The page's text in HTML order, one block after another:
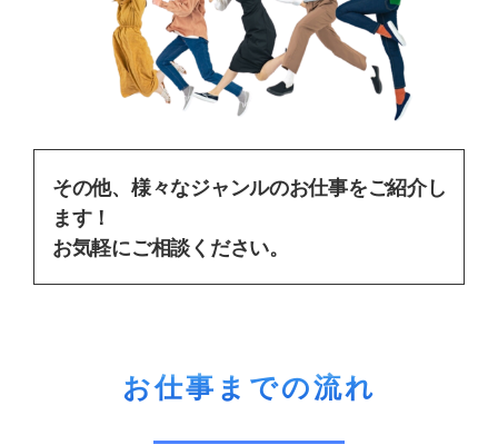
その他、様々なジャンルのお仕事をご紹介し
ます！
お気軽にご相談ください。
お仕事までの流れ